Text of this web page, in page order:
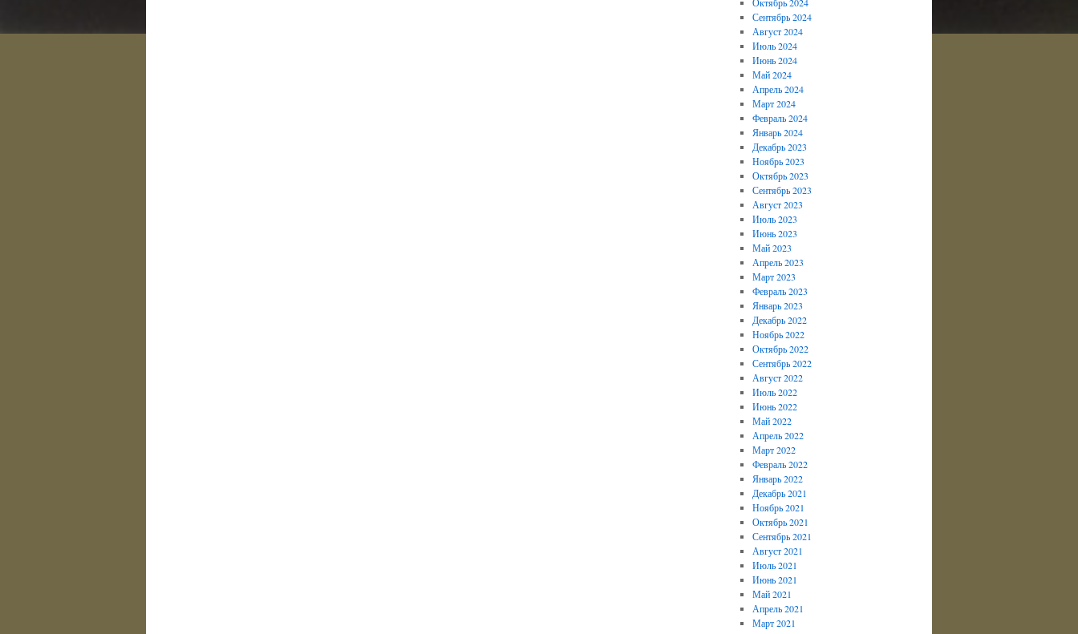
Сентябрь 2024
Август 2024
Июль 2024
Июнь 2024
Май 2024
Апрель 2024
Март 2024
Февраль 2024
Январь 2024
Декабрь 2023
Ноябрь 2023
Октябрь 2023
Сентябрь 2023
Август 2023
Июль 2023
Июнь 2023
Май 2023
Апрель 2023
Март 2023
Февраль 2023
Январь 2023
Декабрь 2022
Ноябрь 2022
Октябрь 2022
Сентябрь 2022
Август 2022
Июль 2022
Июнь 2022
Май 2022
Апрель 2022
Март 2022
Февраль 2022
Январь 2022
Декабрь 2021
Ноябрь 2021
Октябрь 2021
Сентябрь 2021
Август 2021
Июль 2021
Июнь 2021
Май 2021
Апрель 2021
Март 2021